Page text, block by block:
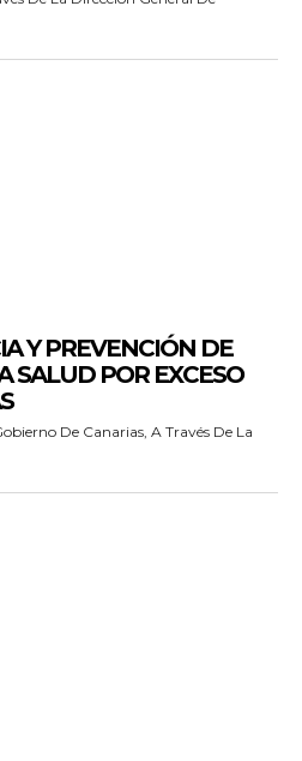
Y PREVENCIÓN DE
SALUD POR EXCESO
De Canarias, A Través De La